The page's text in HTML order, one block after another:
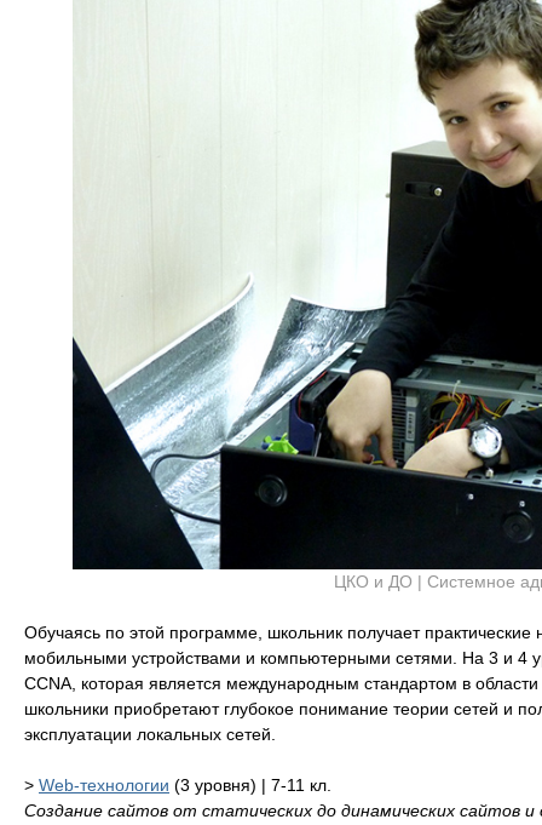
ЦКО и ДО | Системное
Обучаясь по этой программе, школьник получает
мобильными устройствами и компьютерными сетями. На 3 и 4
CCNA, которая является международным стандартом в области
школьники приобретают глубокое понимание теории сетей и
эксплуатации локальных сетей.
> Web-технологии (3 уровня) | 7-11 кл.
Создание сайтов от статических до динамических сайтов